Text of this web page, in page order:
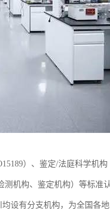
）、鉴定/法庭科学机
机构、鉴定机构）等标准
设有分支机构，为全国各